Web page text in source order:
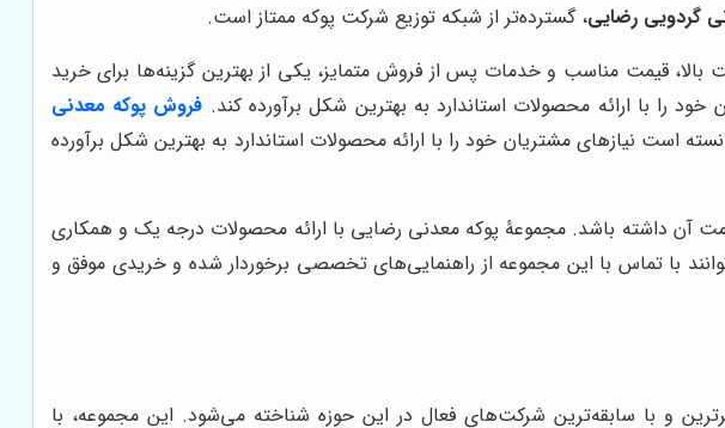
گردویی رضایی، گسترده‌تر از شبکه توزیع شرکت پوکه ممتاز است.
بالا، قیمت مناسب و خدمات پس از فروش متمایز، یکی از بهترین گزینه‌ها برای خرید
را با ارائه محصولات استاندارد به بهترین شکل برآورده کند. فروش پوکه معدنی
نیازهای مشتریان خود را با ارائه محصولات استاندارد به بهترین شکل برآورده
آن داشته باشد. مجموعۀ پوکه معدنی رضایی با ارائه محصولات درجه یک و همکاری
با تماس با این مجموعه از راهنمایی‌های تخصصی برخوردار شده و خریدی موفق و
و با سابقه‌ترین شرکت‌های فعال در این حوزه شناخته می‌شود. این مجموعه، با